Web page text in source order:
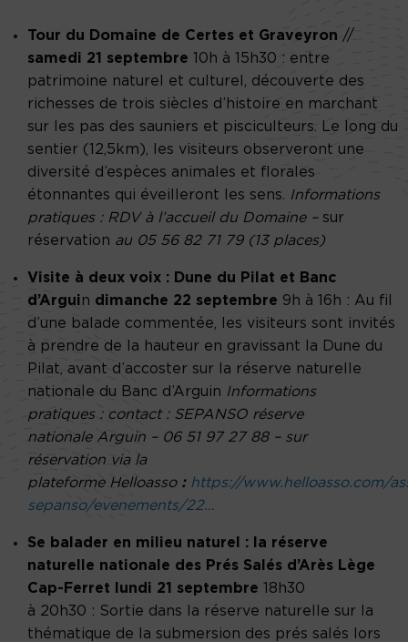
Tour du Domaine de Certes et Graveyron //
samedi 21 septembre 10h à 15h30 : entre
patrimoine naturel et culturel, découverte des
richesses de trois siècles d’histoire en marchant
sur les pas des sauniers et pisciculteurs. Le long du
sentier (12,5km), les visiteurs observeront une
diversité d’espèces animales et florales
étonnantes qui éveilleront les sens.
Informations
pratiques : RDV à l’accueil du Domaine – sur
réservation au 05 56 82 71 79 (13 places)
Visite à deux voix : Dune du Pilat et Banc
d’Arguin dimanche 22 septembre 9h à 16h : Au fil
d’une balade commentée, les visiteurs sont invités
à prendre de la hauteur en gravissant la Dune du
Pilat, avant d’accoster sur la réserve naturelle
nationale du Banc d’Arguin Informations
pratiques : contact : SEPANSO réserve
nationale Arguin – 06 51 97 27 88 – sur
réservation via la
plateforme Helloasso : https://www.helloasso.com/
sepanso/evenements/22…
Se balader en milieu naturel
: la réserve
naturelle nationale des Prés Salés d’Arès Lège
Cap-Ferret lundi 21 septembre 18h30
à 20h30 : Sortie dans la réserve naturelle sur la
thématique de la submersion des prés salés lors